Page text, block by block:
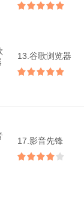
13.谷歌浏览器
17.影音先锋